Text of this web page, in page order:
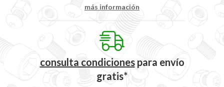
más información
consulta condicionespara envío
gratis*